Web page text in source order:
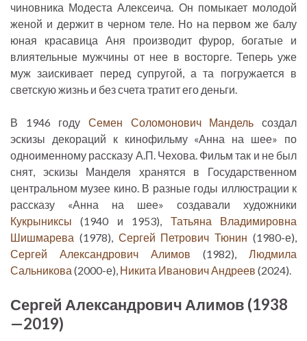
чиновника Модеста Алексеича. Он помыкает молодой
женой и держит в черном теле. Но на первом же балу
юная красавица Аня производит фурор, богатые и
влиятельные мужчины от нее в восторге. Теперь уже
муж заискивает перед супругой, а та погружается в
светскую жизнь и без счета тратит его деньги.
В 1946 году Семен Соломонович Мандель создал
эскизы декораций к кинофильму «Анна на шее» по
одноименному рассказу А.П. Чехова. Фильм так и не был
снят, эскизы Манделя хранятся в Государственном
центральном музее кино. В разные годы иллюстрации к
рассказу «Анна на шее» создавали художники
Кукрыниксы (1940 и 1953), Татьяна Владимировна
Шишмарева (1978), Сергей Петрович Тюнин (1980-е),
Сергей Александрович Алимов (1982), Людмила
Сальникова (2000-е), Никита Иванович Андреев (2024).
Сергей Александрович Алимов (1938
—2019)